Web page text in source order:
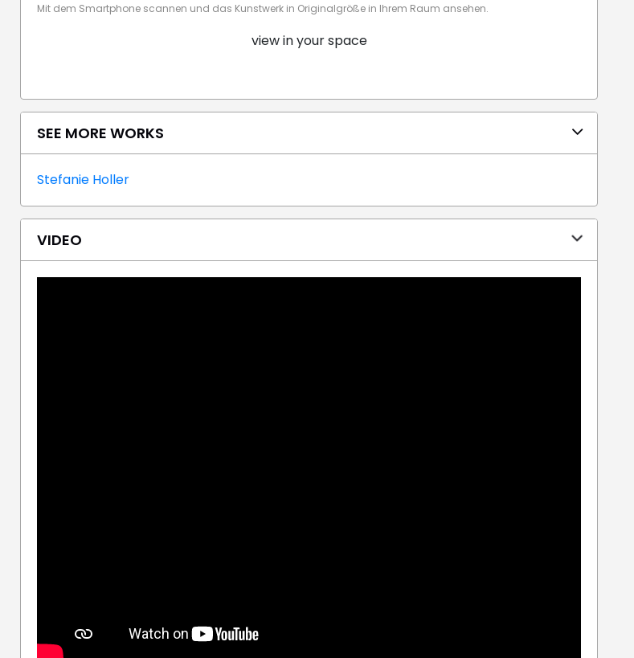
Mit dem Smartphone scannen und das Kunstwerk in Originalgröße in Ihrem Raum ansehen.
view in your space
SEE MORE WORKS
Stefanie Holler
VIDEO